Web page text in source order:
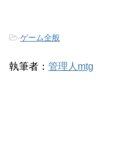
-ゲーム全般
執筆者： 管理人mtg